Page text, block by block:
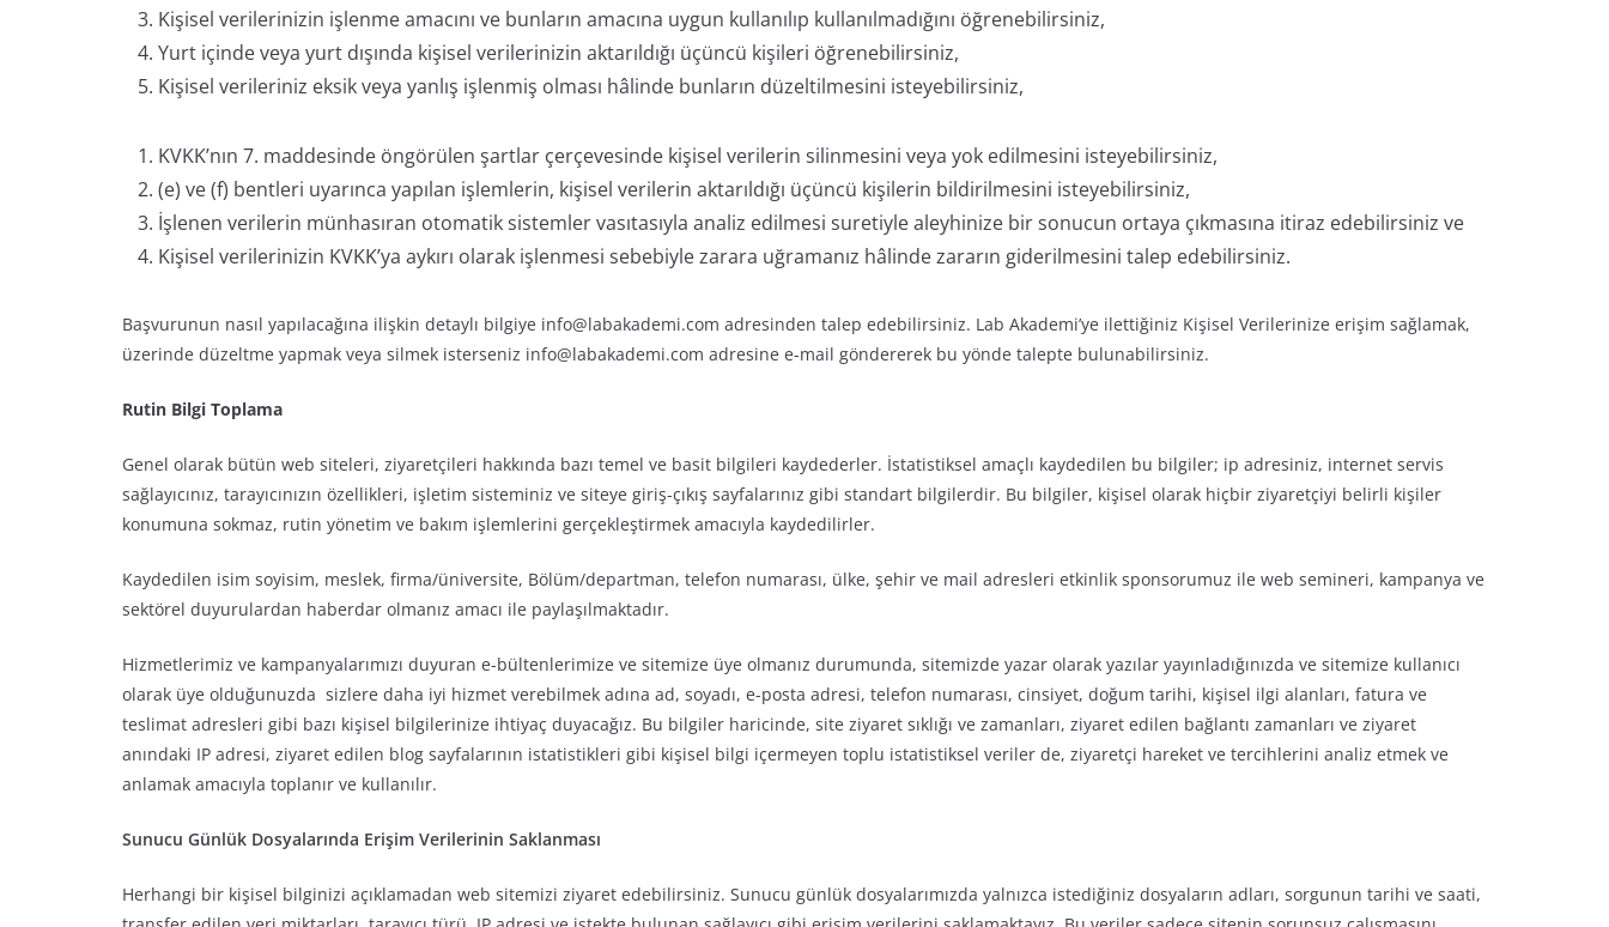
Kişisel verilerinizin işlenme amacını ve bunların amacına uygun kullanılıp kullanılmadığını öğrenebilirsiniz,
Yurt içinde veya yurt dışında kişisel verilerinizin aktarıldığı üçüncü kişileri öğrenebilirsiniz,
Kişisel verileriniz eksik veya yanlış işlenmiş olması hâlinde bunların düzeltilmesini isteyebilirsiniz,
KVKK’nın 7. maddesinde öngörülen şartlar çerçevesinde kişisel verilerin silinmesini veya yok edilmesini isteyebilirsiniz,
(e) ve (f) bentleri uyarınca yapılan işlemlerin, kişisel verilerin aktarıldığı üçüncü kişilerin bildirilmesini isteyebilirsiniz,
İşlenen verilerin münhasıran otomatik sistemler vasıtasıyla analiz edilmesi suretiyle aleyhinize bir sonucun ortaya çıkmasına itiraz edebilirsiniz ve
Kişisel verilerinizin KVKK’ya aykırı olarak işlenmesi sebebiyle zarara uğramanız hâlinde zararın giderilmesini talep edebilirsiniz.
Başvurunun nasıl yapılacağına ilişkin detaylı bilgiye info@labakademi.com adresinden talep edebilirsiniz. Lab Akademi’ye ilettiğiniz Kişisel Verilerinize erişim sağlamak,
üzerinde düzeltme yapmak veya silmek isterseniz info@labakademi.com adresine e-mail göndererek bu yönde talepte bulunabilirsiniz.
Rutin Bilgi Toplama
Genel olarak bütün web siteleri, ziyaretçileri hakkında bazı temel ve basit bilgileri kaydederler. İstatistiksel amaçlı kaydedilen bu bilgiler; ip adresiniz, internet servis
sağlayıcınız, tarayıcınızın özellikleri, işletim sisteminiz ve siteye giriş-çıkış sayfalarınız gibi standart bilgilerdir. Bu bilgiler, kişisel olarak hiçbir ziyaretçiyi belirli kişiler
konumuna sokmaz, rutin yönetim ve bakım işlemlerini gerçekleştirmek amacıyla kaydedilirler.
Kaydedilen isim soyisim, meslek, firma/üniversite, Bölüm/departman, telefon numarası, ülke, şehir ve mail adresleri etkinlik sponsorumuz ile web semineri, kampanya ve
sektörel duyurulardan haberdar olmanız amacı ile paylaşılmaktadır.
Hizmetlerimiz ve kampanyalarımızı duyuran e-bültenlerimize ve sitemize üye olmanız durumunda, sitemizde yazar olarak yazılar yayınladığınızda ve sitemize kullanıcı
olarak üye olduğunuzda sizlere daha iyi hizmet verebilmek adına ad, soyadı, e-posta adresi, telefon numarası, cinsiyet, doğum tarihi, kişisel ilgi alanları, fatura ve
teslimat adresleri gibi bazı kişisel bilgilerinize ihtiyaç duyacağız. Bu bilgiler haricinde, site ziyaret sıklığı ve zamanları, ziyaret edilen bağlantı zamanları ve ziyaret
anındaki IP adresi, ziyaret edilen blog sayfalarının istatistikleri gibi kişisel bilgi içermeyen toplu istatistiksel veriler de, ziyaretçi hareket ve tercihlerini analiz etmek ve
anlamak amacıyla toplanır ve kullanılır.
Sunucu Günlük Dosyalarında Erişim Verilerinin Saklanması
Herhangi bir kişisel bilginizi açıklamadan web sitemizi ziyaret edebilirsiniz. Sunucu günlük dosyalarımızda yalnızca istediğiniz dosyaların adları, sorgunun tarihi ve saati,